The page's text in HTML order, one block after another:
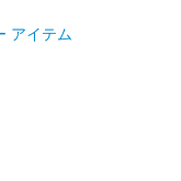
アイテム